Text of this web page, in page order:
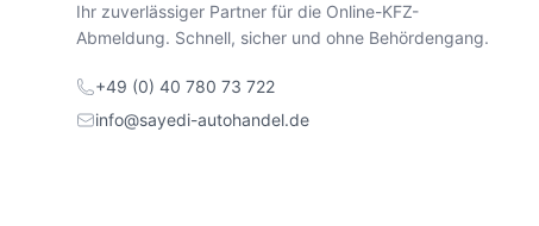
Ihr zuverlässiger Partner für die Online-KFZ-
Abmeldung. Schnell, sicher und ohne Behördengang.
+49 (0) 40 780 73 722
info@sayedi-autohandel.de